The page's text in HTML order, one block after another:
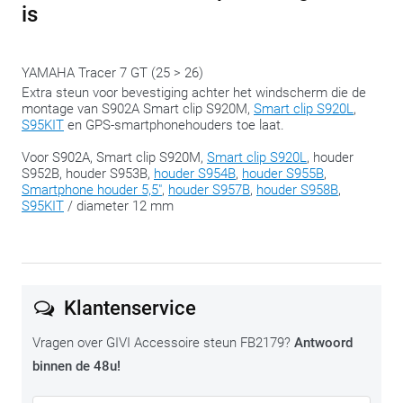
S95KIT, S920L, S945B en andere originele GIVI houders
Het gebruik van accessoires van andere merken (zoals
universele of zwaardere smartphone- of GPS-houders) kan
leiden tot overbelasting van de steun en sluit elke garantie op
dit product uit.
is
YAMAHA Tracer 7 GT (25 > 26)
Extra steun voor bevestiging achter het windscherm die de
montage van S902A Smart clip S920M, Smart clip S920L,
S95KIT en GPS-smartphonehouders toe laat.
Voor S902A, Smart clip S920M, Smart clip S920L, houder
S952B, houder S953B, houder S954B, houder S955B,
Smartphone houder 5,5", houder S957B, houder S958B,
S95KIT / diameter 12 mm
Klantenservice
Vragen over GIVI Accessoire steun FB2179? Antwoord
binnen de 48u!